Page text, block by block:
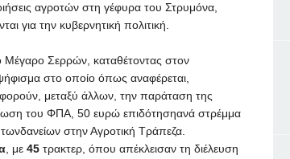
αγροτών στη γέφυρα του Στρυμόνα,
για την κυβερνητική πολιτική.
Σερρών, καταθέτοντας στον
στο οποίο όπως αναφέρεται,
μεταξύ άλλων, την παράταση της
του ΦΠΑ, 50 ευρώ επιδότησηανά στρέμμα
στην Αγροτική Τράπεζα.
, με 45τρακτερ, όπου απέκλεισαν τη διέλευση